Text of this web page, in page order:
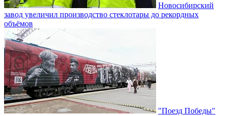
Новосибирский
завод увеличил производство стеклотары до рекордных
объёмов
"Поезд Победы"